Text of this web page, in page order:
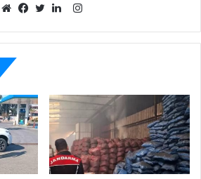
sitesi
Instagram